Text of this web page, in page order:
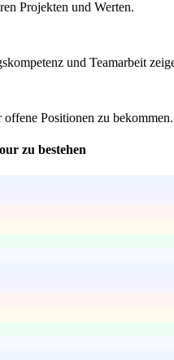
Projekten und Werten.
und Teamarbeit
Positionen zu bekommen.
zu bestehen